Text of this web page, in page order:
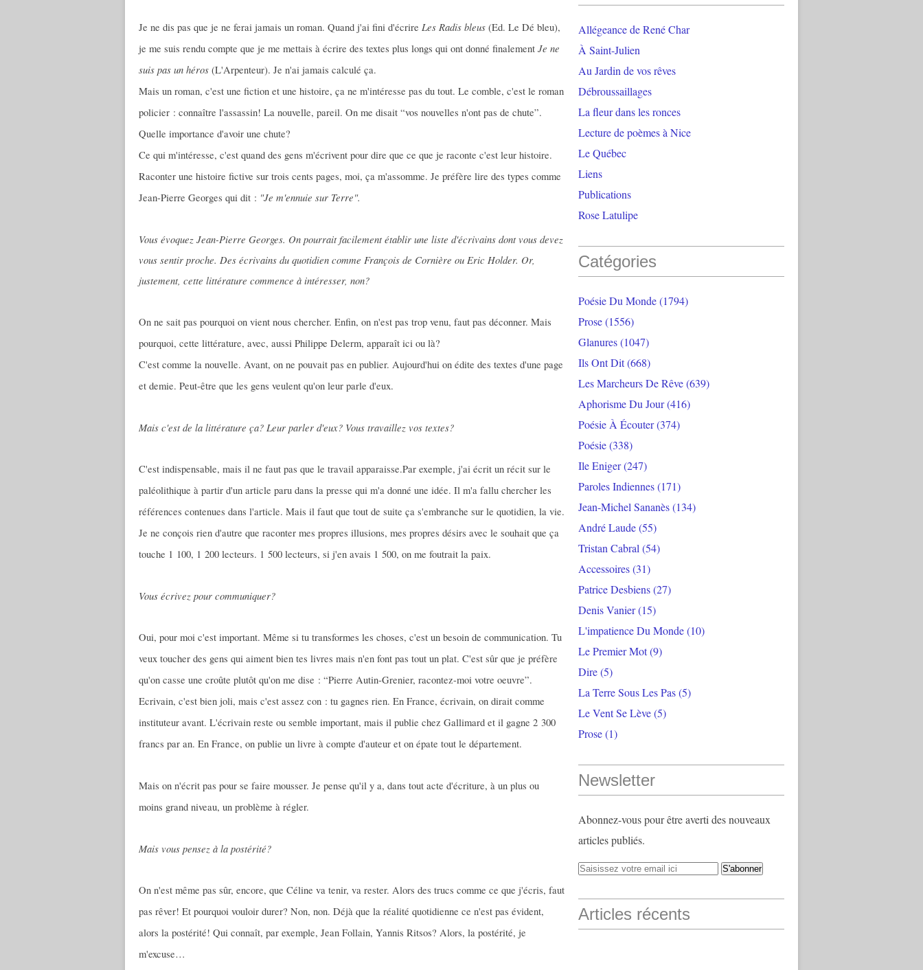
Je ne dis pas que je ne ferai jamais un roman. Quand j'ai fini d'écrire Les Radis bleus (Ed. Le Dé bleu),
je me suis rendu compte que je me mettais à écrire des textes plus longs qui ont donné finalement Je ne
suis pas un héros (L'Arpenteur). Je n'ai jamais calculé ça.
Mais un roman, c'est une fiction et une histoire, ça ne m'intéresse pas du tout. Le comble, c'est le roman
policier : connaître l'assassin! La nouvelle, pareil. On me disait “vos nouvelles n'ont pas de chute”.
Quelle importance d'avoir une chute?
Ce qui m'intéresse, c'est quand des gens m'écrivent pour dire que ce que je raconte c'est leur histoire.
Raconter une histoire fictive sur trois cents pages, moi, ça m'assomme. Je préfère lire des types comme
Jean-Pierre Georges qui dit : "Je m'ennuie sur Terre".
Vous évoquez Jean-Pierre Georges. On pourrait facilement établir une liste d'écrivains dont vous devez
vous sentir proche. Des écrivains du quotidien comme François de Cornière ou Eric Holder. Or,
justement, cette littérature commence à intéresser, non?
On ne sait pas pourquoi on vient nous chercher. Enfin, on n'est pas trop venu, faut pas déconner. Mais
pourquoi, cette littérature, avec, aussi Philippe Delerm, apparaît ici ou là?
C'est comme la nouvelle. Avant, on ne pouvait pas en publier. Aujourd'hui on édite des textes d'une page
et demie. Peut-être que les gens veulent qu'on leur parle d'eux.
Mais c'est de la littérature ça? Leur parler d'eux? Vous travaillez vos textes?
C'est indispensable, mais il ne faut pas que le travail apparaisse.Par exemple, j'ai écrit un récit sur le
paléolithique à partir d'un article paru dans la presse qui m'a donné une idée. Il m'a fallu chercher les
références contenues dans l'article. Mais il faut que tout de suite ça s'embranche sur le quotidien, la vie.
Je ne conçois rien d'autre que raconter mes propres illusions, mes propres désirs avec le souhait que ça
touche 1 100, 1 200 lecteurs. 1 500 lecteurs, si j'en avais 1 500, on me foutrait la paix.
Vous écrivez pour communiquer?
Oui, pour moi c'est important. Même si tu transformes les choses, c'est un besoin de communication. Tu
veux toucher des gens qui aiment bien tes livres mais n'en font pas tout un plat. C'est sûr que je préfère
qu'on casse une croûte plutôt qu'on me dise : “Pierre Autin-Grenier, racontez-moi votre oeuvre”.
Ecrivain, c'est bien joli, mais c'est assez con : tu gagnes rien. En France, écrivain, on dirait comme
instituteur avant. L'écrivain reste ou semble important, mais il publie chez Gallimard et il gagne 2 300
francs par an. En France, on publie un livre à compte d'auteur et on épate tout le département.
Mais on n'écrit pas pour se faire mousser. Je pense qu'il y a, dans tout acte d'écriture, à un plus ou
moins grand niveau, un problème à régler.
Mais vous pensez à la postérité?
On n'est même pas sûr, encore, que Céline va tenir, va rester. Alors des trucs comme ce que j'écris, faut
pas rêver! Et pourquoi vouloir durer? Non, non. Déjà que la réalité quotidienne ce n'est pas évident,
alors la postérité! Qui connaît, par exemple, Jean Follain, Yannis Ritsos? Alors, la postérité, je
m'excuse…
Allégeance de René Char
À Saint-Julien
Au Jardin de vos rêves
Débroussaillages
La fleur dans les ronces
Lecture de poèmes à Nice
Le Québec
Liens
Publications
Rose Latulipe
Catégories
Poésie Du Monde(1794)
Prose(1556)
Glanures(1047)
Ils Ont Dit(668)
Les Marcheurs De Rêve(639)
Aphorisme Du Jour(416)
Poésie À Écouter(374)
Poésie(338)
Ile Eniger(247)
Paroles Indiennes(171)
Jean-Michel Sananès(134)
André Laude(55)
Tristan Cabral (54)
Accessoires(31)
Patrice Desbiens(27)
Denis Vanier(15)
L'impatience Du Monde(10)
Le Premier Mot(9)
Dire(5)
La Terre Sous Les Pas(5)
Le Vent Se Lève(5)
Prose(1)
Newsletter
Abonnez-vous pour être averti des nouveaux
articles publiés.
Articles récents